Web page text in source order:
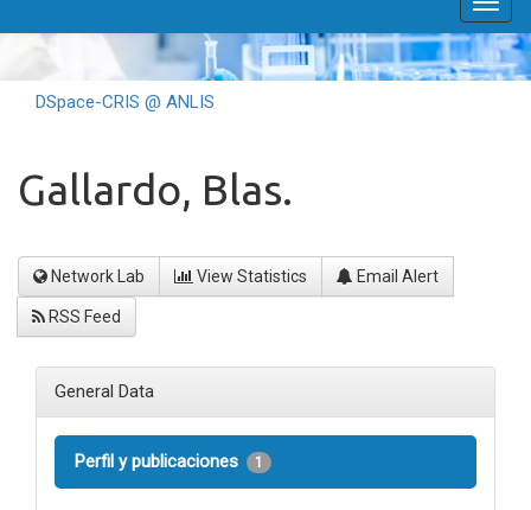
DSpace-CRIS @ ANLIS
Gallardo, Blas.
Network Lab View Statistics Email Alert
RSS Feed
General Data
Perfil y publicaciones 1